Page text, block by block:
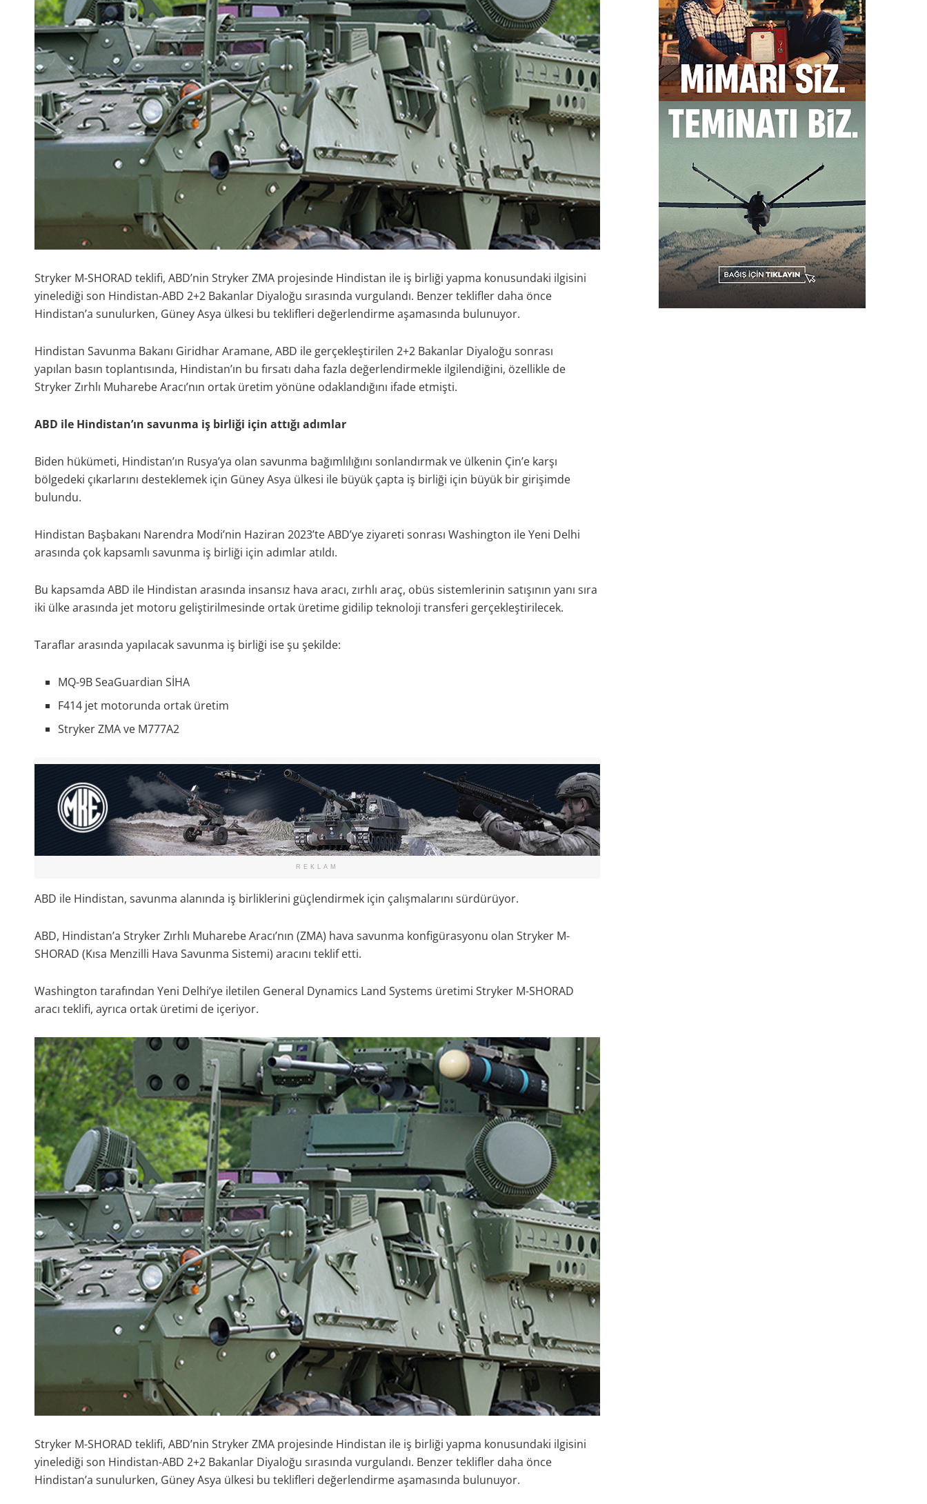
Stryker M-SHORAD teklifi, ABD’nin Stryker ZMA projesinde Hindistan ile iş birliği yapma konusundaki ilgisini
yinelediği son Hindistan-ABD 2+2 Bakanlar Diyaloğu sırasında vurgulandı. Benzer teklifler daha önce
Hindistan’a sunulurken, Güney Asya ülkesi bu teklifleri değerlendirme aşamasında bulunuyor.
Hindistan Savunma Bakanı Giridhar Aramane, ABD ile gerçekleştirilen 2+2 Bakanlar Diyaloğu sonrası
yapılan basın toplantısında, Hindistan’ın bu fırsatı daha fazla değerlendirmekle ilgilendiğini, özellikle de
Stryker Zırhlı Muharebe Aracı’nın ortak üretim yönüne odaklandığını ifade etmişti.
ABD ile Hindistan’ın savunma iş birliği için attığı adımlar
Biden hükümeti, Hindistan’ın Rusya’ya olan savunma bağımlılığını sonlandırmak ve ülkenin Çin’e karşı
bölgedeki çıkarlarını desteklemek için Güney Asya ülkesi ile büyük çapta iş birliği için büyük bir girişimde
bulundu.
Hindistan Başbakanı Narendra Modi’nin Haziran 2023’te ABD’ye ziyareti sonrası Washington ile Yeni Delhi
arasında çok kapsamlı savunma iş birliği için adımlar atıldı.
Bu kapsamda ABD ile Hindistan arasında insansız hava aracı, zırhlı araç, obüs sistemlerinin satışının yanı sıra
iki ülke arasında jet motoru geliştirilmesinde ortak üretime gidilip teknoloji transferi gerçekleştirilecek.
Taraflar arasında yapılacak savunma iş birliği ise şu şekilde:
MQ-9B SeaGuardian SİHA
F414 jet motorunda ortak üretim
Stryker ZMA ve M777A2
REKLAM
ABD ile Hindistan, savunma alanında iş birliklerini güçlendirmek için çalışmalarını sürdürüyor.
ABD, Hindistan’a Stryker Zırhlı Muharebe Aracı’nın (ZMA) hava savunma konfigürasyonu olan Stryker M-
SHORAD (Kısa Menzilli Hava Savunma Sistemi) aracını teklif etti.
Washington tarafından Yeni Delhi’ye iletilen General Dynamics Land Systems üretimi Stryker M-SHORAD
aracı teklifi, ayrıca ortak üretimi de içeriyor.
Stryker M-SHORAD teklifi, ABD’nin Stryker ZMA projesinde Hindistan ile iş birliği yapma konusundaki ilgisini
yinelediği son Hindistan-ABD 2+2 Bakanlar Diyaloğu sırasında vurgulandı. Benzer teklifler daha önce
Hindistan’a sunulurken, Güney Asya ülkesi bu teklifleri değerlendirme aşamasında bulunuyor.